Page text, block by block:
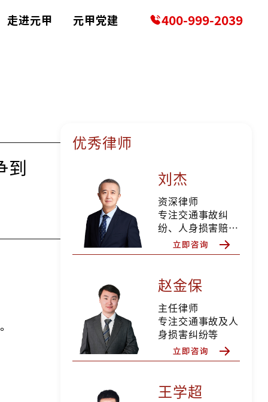
走进元甲 元甲党建 400-999-2039
到
优秀律师
刘杰
资深律师
专注交通事故纠
纷、人身损害赔偿
赵金保
主任律师
专注交通事故及人
身损害纠纷等
王学超